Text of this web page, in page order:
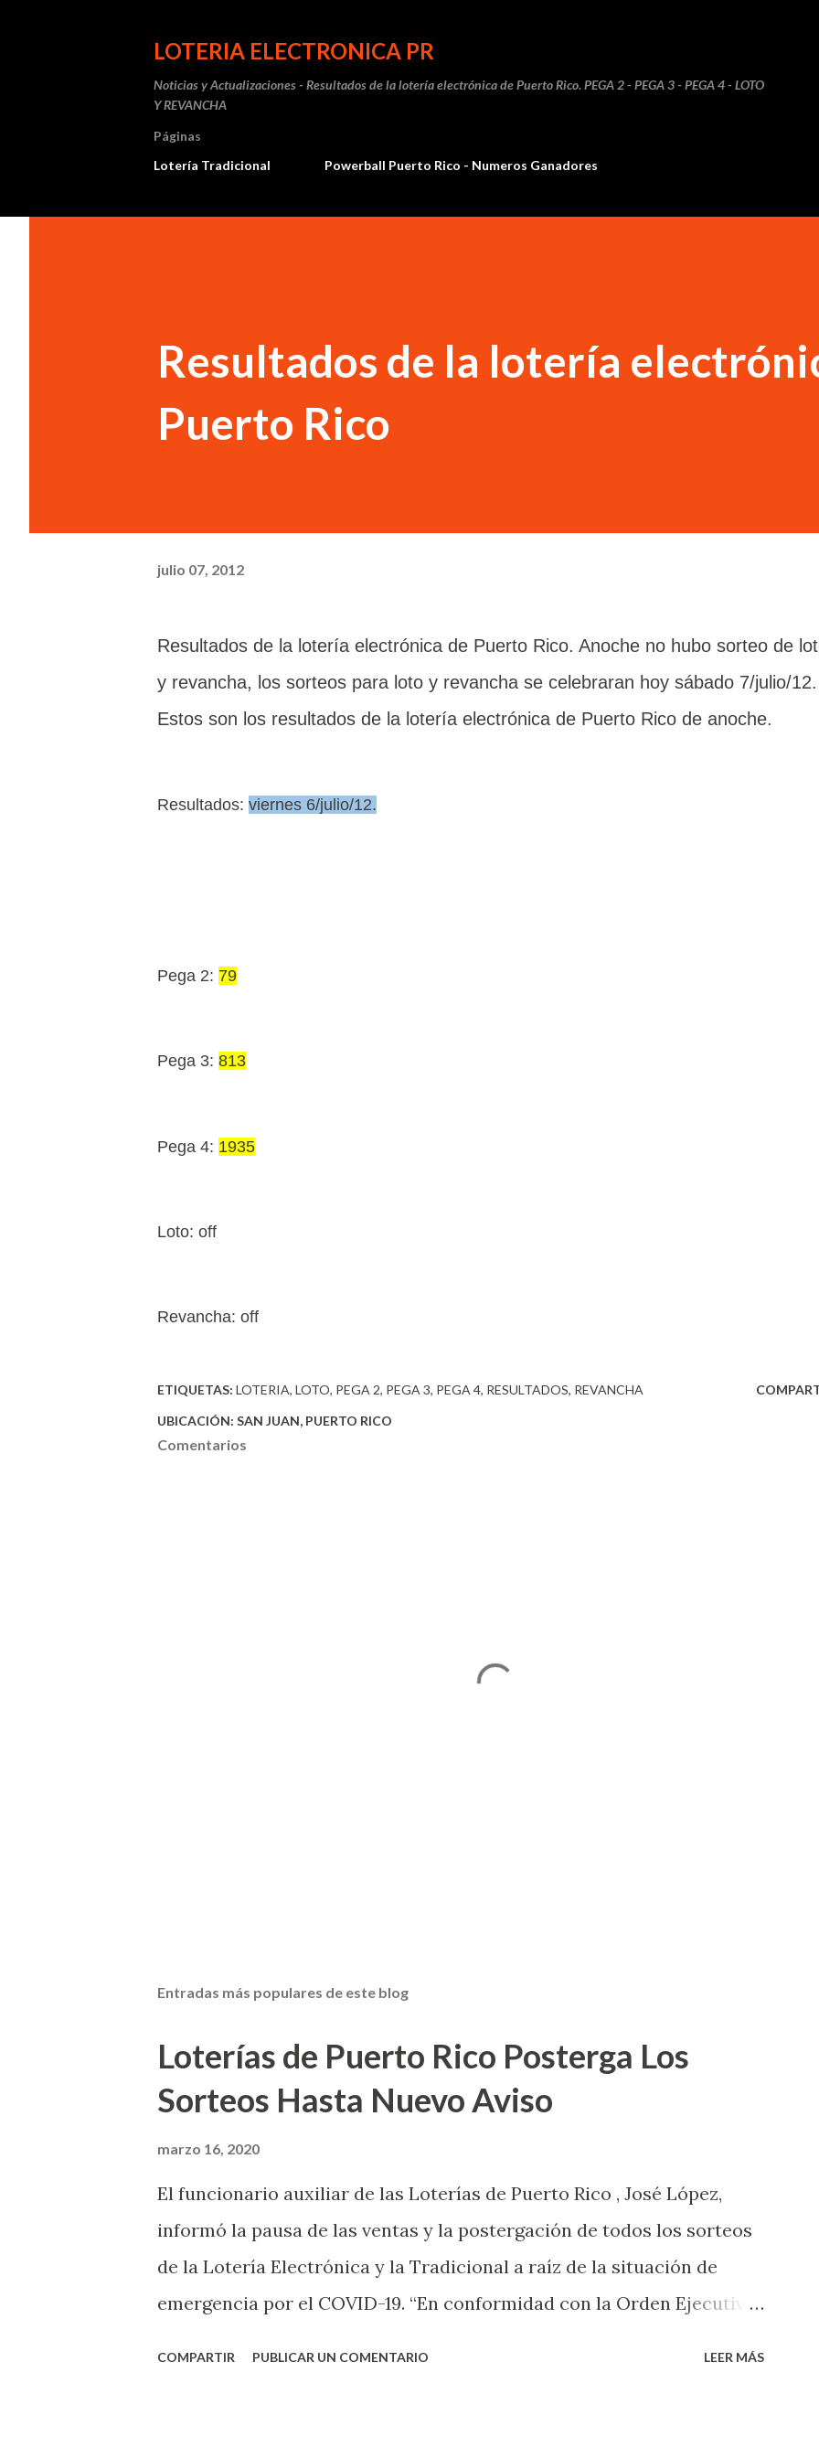
LOTERIA ELECTRONICA PR
Noticias y Actualizaciones - Resultados de la lotería electrónica de Puerto Rico. PEGA 2 - PEGA 3 - PEGA 4 - LOTO
Y REVANCHA
Páginas
Lotería Tradicional
Powerball Puerto Rico - Numeros Ganadores
Resultados de la lotería
Puerto Rico
julio 07, 2012
Resultados de la lotería electrónica de Puerto Rico. Anoche no hubo sorteo de
y revancha, los sorteos para loto y revancha se celebraran hoy sábado 7/julio/12.
Estos son los resultados de la lotería electrónica de Puerto Rico de anoche.
Resultados: viernes 6/julio/12.
Pega 2: 79
Pega 3: 813
Pega 4: 1935
Loto: off
Revancha: off
ETIQUETAS: LOTERIA LOTO PEGA 2 PEGA 3 PEGA 4 RESULTADOS REVANCHA
UBICACIÓN: SAN JUAN, PUERTO RICO
Comentarios
Entradas más populares de este blog
Loterías de Puerto Rico Posterga Los
Sorteos Hasta Nuevo Aviso
marzo 16, 2020
El funcionario auxiliar de las Loterías de Puerto Rico , José López,
informó la pausa de las ventas y la postergación de todos los sorteos
de la Lotería Electrónica y la Tradicional a raíz de la situación de
emergencia por el COVID-19. “En conformidad con la Orden Ejecutiva
COMPARTIR PUBLICAR UN COMENTARIO LEER MÁS